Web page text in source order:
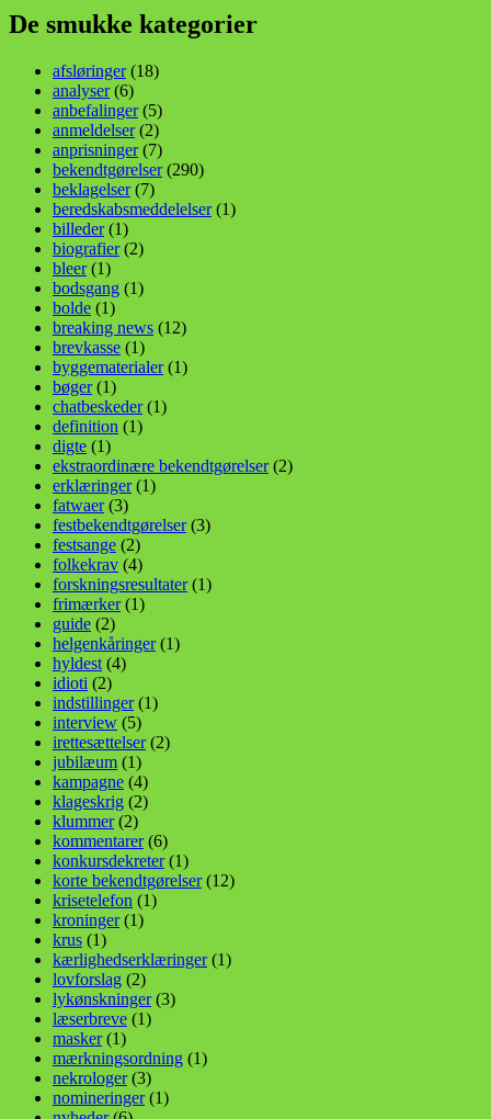
De smukke kategorier
afsløringer(18)
analyser(6)
anbefalinger(5)
anmeldelser(2)
anprisninger(7)
bekendtgørelser(290)
beklagelser(7)
beredskabsmeddelelser(1)
billeder(1)
biografier(2)
bleer(1)
bodsgang (1)
bolde (1)
breaking news (12)
brevkasse (1)
byggematerialer(1)
bøger(1)
chatbeskeder(1)
definition (1)
digte (1)
ekstraordinære bekendtgørelser(2)
erklæringer(1)
fatwaer(3)
festbekendtgørelser(3)
festsange (2)
folkekrav (4)
forskningsresultater(1)
frimærker(1)
guide (2)
helgenkåringer(1)
hyldest (4)
idioti (2)
indstillinger(1)
interview (5)
irettesættelser(2)
jubilæum (1)
kampagne (4)
klageskrig (2)
klummer(2)
kommentarer(6)
konkursdekreter(1)
korte bekendtgørelser(12)
krisetelefon (1)
kroninger(1)
krus (1)
kærlighedserklæringer(1)
lovforslag (2)
lykønskninger(3)
læserbreve (1)
masker(1)
mærkningsordning (1)
nekrologer(3)
nomineringer(1)